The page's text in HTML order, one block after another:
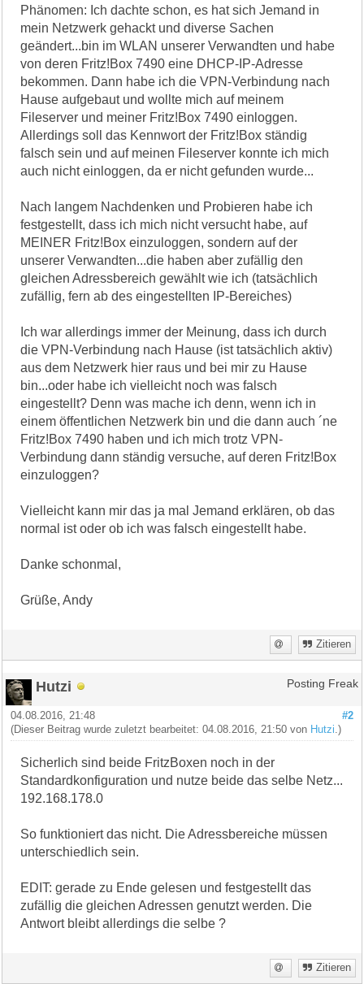
Phänomen: Ich dachte schon, es hat sich Jemand in
mein Netzwerk gehackt und diverse Sachen
geändert...bin im WLAN unserer Verwandten und habe
von deren Fritz!Box 7490 eine DHCP-IP-Adresse
bekommen. Dann habe ich die VPN-Verbindung nach
Hause aufgebaut und wollte mich auf meinem
Fileserver und meiner Fritz!Box 7490 einloggen.
Allerdings soll das Kennwort der Fritz!Box ständig
falsch sein und auf meinen Fileserver konnte ich mich
auch nicht einloggen, da er nicht gefunden wurde...
Nach langem Nachdenken und Probieren habe ich
festgestellt, dass ich mich nicht versucht habe, auf
MEINER Fritz!Box einzuloggen, sondern auf der
unserer Verwandten...die haben aber zufällig den
gleichen Adressbereich gewählt wie ich (tatsächlich
zufällig, fern ab des eingestellten IP-Bereiches)
Ich war allerdings immer der Meinung, dass ich durch
die VPN-Verbindung nach Hause (ist tatsächlich aktiv)
aus dem Netzwerk hier raus und bei mir zu Hause
bin...oder habe ich vielleicht noch was falsch
eingestellt? Denn was mache ich denn, wenn ich in
einem öffentlichen Netzwerk bin und die dann auch ´ne
Fritz!Box 7490 haben und ich mich trotz VPN-
Verbindung dann ständig versuche, auf deren Fritz!Box
einzuloggen?
Vielleicht kann mir das ja mal Jemand erklären, ob das
normal ist oder ob ich was falsch eingestellt habe.
Danke schonmal,
Grüße, Andy
Zitieren
Hutzi Posting Freak
#2
04.08.2016, 21:48
(Dieser Beitrag wurde zuletzt bearbeitet: 04.08.2016, 21:50 von Hutzi .)
Sicherlich sind beide FritzBoxen noch in der
Standardkonfiguration und nutze beide das selbe Netz...
192.168.178.0
So funktioniert das nicht. Die Adressbereiche müssen
unterschiedlich sein.
EDIT: gerade zu Ende gelesen und festgestellt das
zufällig die gleichen Adressen genutzt werden. Die
Antwort bleibt allerdings die selbe ?
Zitieren